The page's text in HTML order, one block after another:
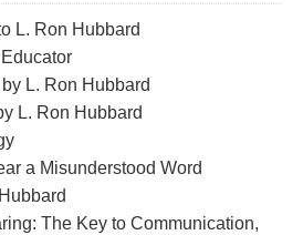
L. Ron Hubbard
L. Ron Hubbard
L. Ron Hubbard
a Misunderstood Word
The Key to Communication,